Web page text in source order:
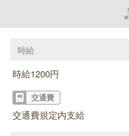
時給
時給1200円
交通費
交通費規定内支給